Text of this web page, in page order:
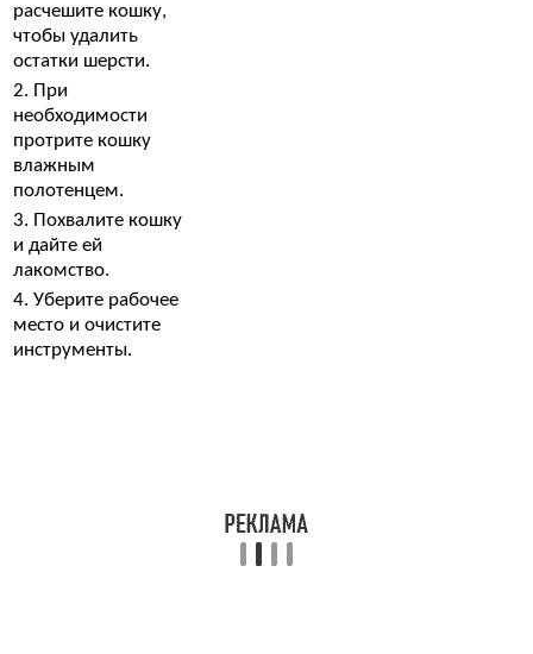
расчешите кошку,
чтобы удалить
остатки шерсти.
2. При
необходимости
протрите кошку
влажным
полотенцем.
3. Похвалите кошку
и дайте ей
лакомство.
4. Уберите рабочее
место и очистите
инструменты.